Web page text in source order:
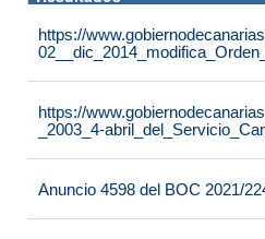
https://
https://
_2003_4-
Anuncio 4598 del BOC 2021/